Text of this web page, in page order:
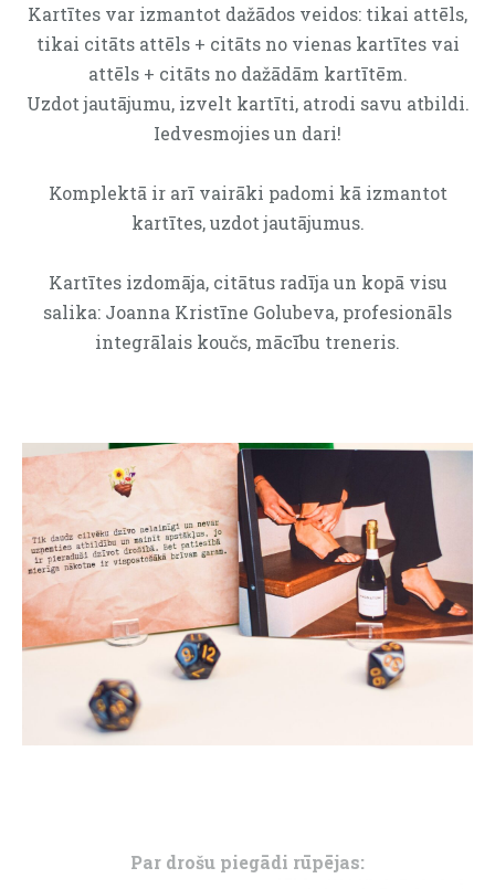
Kartītes var izmantot dažādos veidos: tikai attēls,
tikai citāts attēls + citāts no vienas kartītes vai
attēls + citāts no dažādām kartītēm.
Uzdot jautājumu, izvelt kartīti, atrodi savu atbildi.
Iedvesmojies un dari!
Komplektā ir arī vairāki padomi kā izmantot
kartītes, uzdot jautājumus.
Kartītes izdomāja, citātus radīja un kopā visu
salika: Joanna Kristīne Golubeva, profesionāls
integrālais koučs, mācību treneris.
Par drošu piegādi rūpējas: